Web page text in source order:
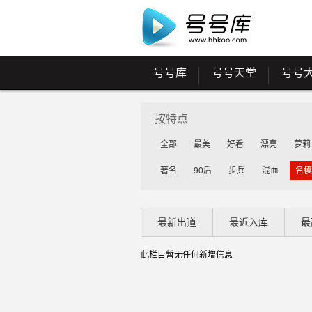
号号库 号号天堂 号号
按特点
全部 最美 好看 漂亮 萝莉
著名 90后 步兵 混血 名模
最新出道 最近入库
此栏目暂无任何新增信息